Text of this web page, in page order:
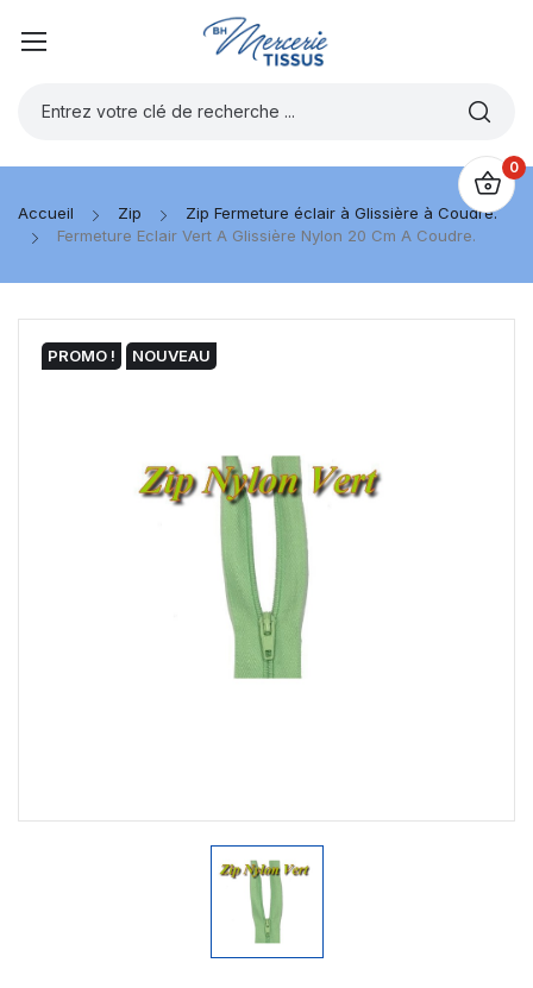
0
Accueil Zip
Zip Fermeture éclair à Glissière à Coudre.
Fermeture Eclair Vert A Glissière Nylon 20 Cm A Coudre.
PROMO ! NOUVEAU